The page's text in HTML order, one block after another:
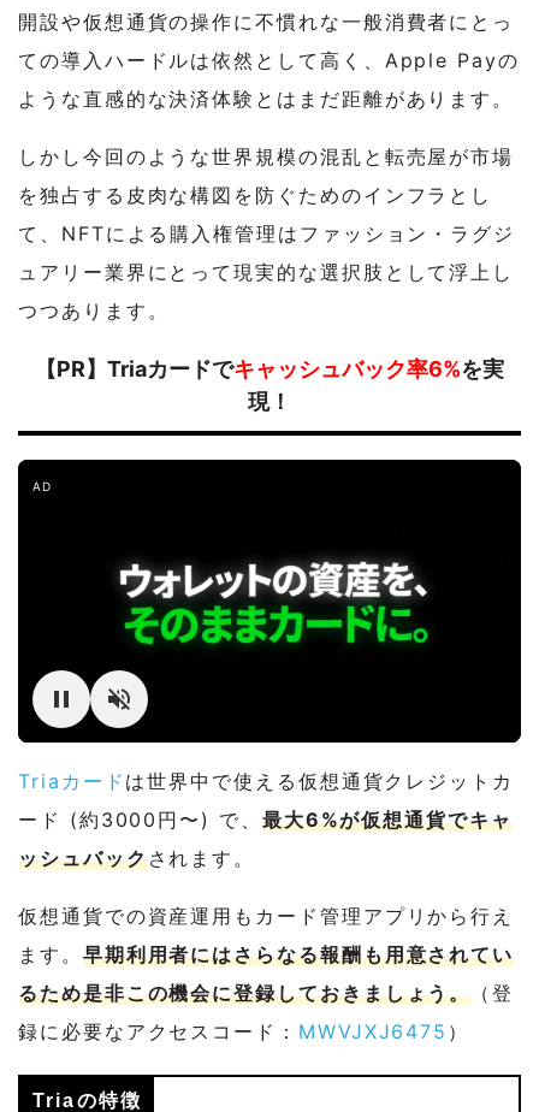
開設や仮想通貨の操作に不慣れな一般消費者にとっ
ての導入ハードルは依然として高く、Apple Payの
ような直感的な決済体験とはまだ距離があります。
しかし今回のような世界規模の混乱と転売屋が市場
を独占する皮肉な構図を防ぐためのインフラとし
て、NFTによる購入権管理はファッション・ラグジ
ュアリー業界にとって現実的な選択肢として浮上し
つつあります。
【PR】Triaカードでキャッシュバック率6%を実
現！
AD
Triaカード は世界中で使える仮想通貨クレジットカ
ード (約3000円〜) で、 最大6%が仮想通貨でキャ
ッシュバックされます。
仮想通貨での資産運用もカード管理アプリから行え
ます。 早期利用者にはさらなる報酬も用意されてい
るため是非この機会に登録しておきましょう。 （登
録に必要なアクセスコード： MWVJXJ6475 ）
Triaの特徴